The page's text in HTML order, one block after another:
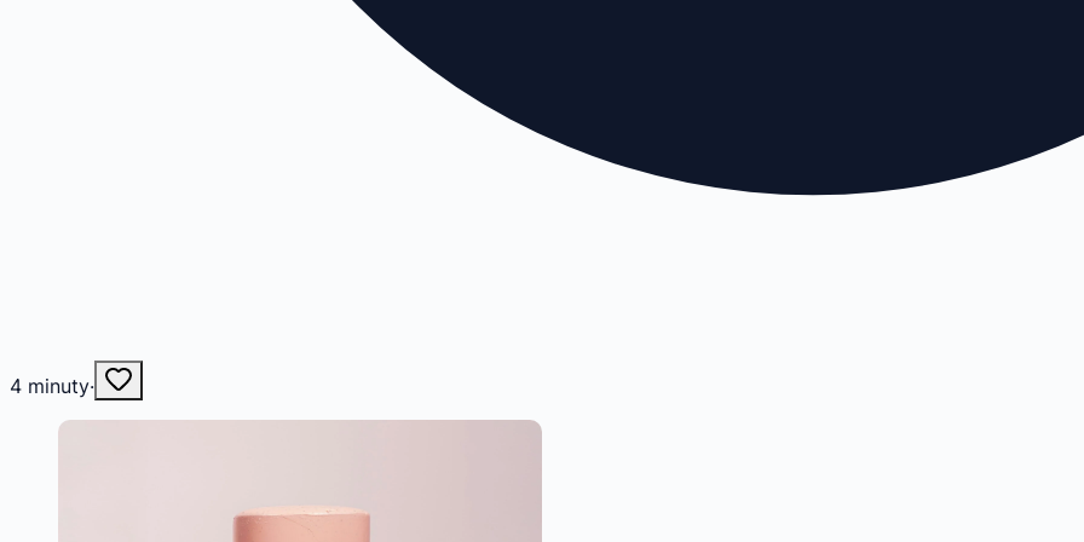
4 minuty·